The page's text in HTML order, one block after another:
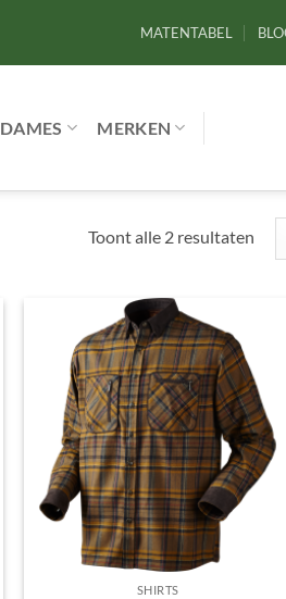
MATENTABEL
DAMES MERKEN
Toont alle 2 resultaten
Toevoegen
aan
verlanglijst
SHIRTS